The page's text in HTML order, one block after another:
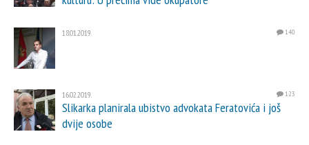
18.01.2019. 140
16.02.2019. 123
Slikarka planirala ubistvo advokata Feratovića i još
dvije osobe